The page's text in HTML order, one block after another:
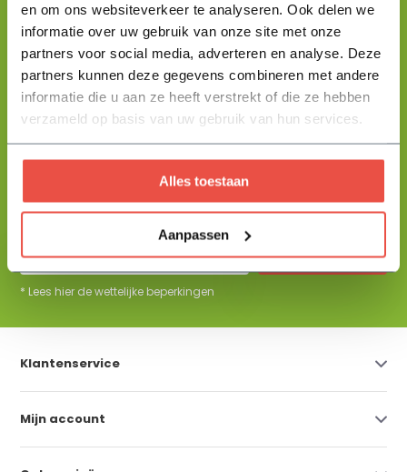
en om ons websiteverkeer te analyseren. Ook delen we
informatie over uw gebruik van onze site met onze
partners voor social media, adverteren en analyse. Deze
partners kunnen deze gegevens combineren met andere
informatie die u aan ze heeft verstrekt of die ze hebben
verzameld op basis van uw gebruik van hun services.
Alles toestaan
Aanpassen
Stuur mij een berichtje en ik help je jouw product uit te zoeken
en vertel je alles wat je moet weten.
Help mij kiezen
+31 344 23 44 64
info@flowbo.nl
De beste tuininspiraties per mail
ontvangen?
Abonneer
* Lees hier de wettelijke beperkingen
Klantenservice
Mijn account